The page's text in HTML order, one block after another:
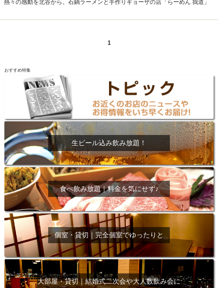
熱々の感動を北谷から。石鍋ラーメンと手作りギョーザの店「らーめん 我道」
1
おすすめ特集
生ビール込み飲み放題！
食べ飲み放題｜料金を気にせず♪
個室・貸切｜完全個室でゆったりと
大部屋・貸切｜結婚式二次会や大人数飲み会に